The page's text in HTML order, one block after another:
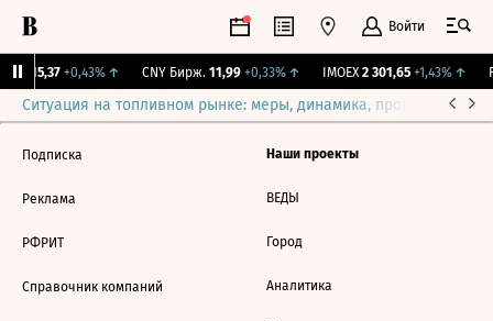
Войти
115,37 +0,43%↑ CNY Бирж. 11,99 +0,33%↑ IMOEX 2 301,65 +1,43%↑
Ситуация на топливном рынке: меры, динамика, прогнозы
Подписка
Реклама
РФРИТ
Справочник компаний
Наши проекты
ВЕДЫ
Город
Аналитика